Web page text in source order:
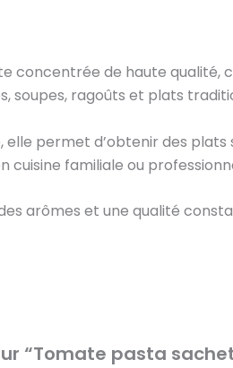
concentrée de haute
soupes, ragoûts et plats
permet d’obtenir des
familiale ou
arômes et une qualité
“Tomate pasta